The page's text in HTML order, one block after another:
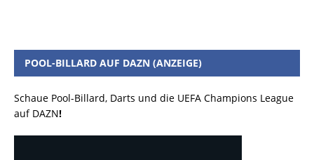
POOL-BILLARD AUF DAZN (ANZEIGE)
Schaue Pool-Billard, Darts und die UEFA Champions League
auf DAZN!